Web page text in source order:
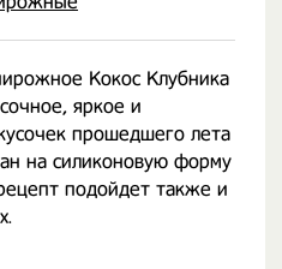
Кокос Клубника
яркое и
прошедшего лета
на силиконовую форму
подойдет также и